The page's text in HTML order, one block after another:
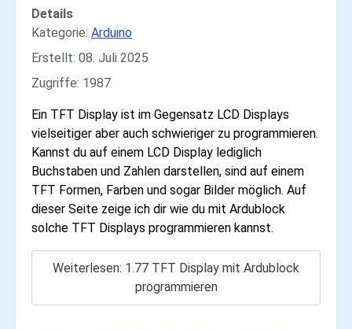
Details
Kategorie: Arduino
Erstellt: 08. Juli 2025
Zugriffe: 1987
Ein TFT Display ist im Gegensatz LCD Displays
vielseitiger aber auch schwieriger zu programmieren.
Kannst du auf einem LCD Display lediglich
Buchstaben und Zahlen darstellen, sind auf einem
TFT Formen, Farben und sogar Bilder möglich. Auf
dieser Seite zeige ich dir wie du mit Ardublock
solche TFT Displays programmieren kannst.
Weiterlesen: 1.77 TFT Display mit Ardublock
programmieren